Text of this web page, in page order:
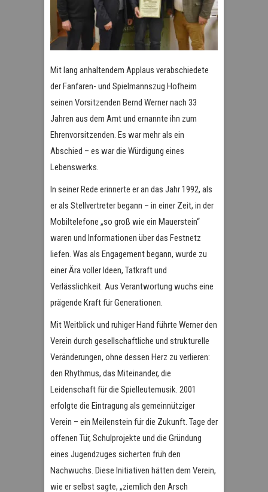
Mit lang anhaltendem Applaus verabschiedete
der Fanfaren- und Spielmannszug Hofheim
seinen Vorsitzenden Bernd Werner nach 33
Jahren aus dem Amt und ernannte ihn zum
Ehrenvorsitzenden. Es war mehr als ein
Abschied – es war die Würdigung eines
Lebenswerks.
In seiner Rede erinnerte er an das Jahr 1992, als
er als Stellvertreter begann – in einer Zeit, in der
Mobiltelefone „so groß wie ein Mauerstein“
waren und Informationen über das Festnetz
liefen. Was als Engagement begann, wurde zu
einer Ära voller Ideen, Tatkraft und
Verlässlichkeit. Aus Verantwortung wuchs eine
prägende Kraft für Generationen.
Mit Weitblick und ruhiger Hand führte Werner den
Verein durch gesellschaftliche und strukturelle
Veränderungen, ohne dessen Herz zu verlieren:
den Rhythmus, das Miteinander, die
Leidenschaft für die Spielleutemusik. 2001
erfolgte die Eintragung als gemeinnütziger
Verein – ein Meilenstein für die Zukunft. Tage der
offenen Tür, Schulprojekte und die Gründung
eines Jugendzuges sicherten früh den
Nachwuchs. Diese Initiativen hätten dem Verein,
wie er selbst sagte, „ziemlich den Arsch